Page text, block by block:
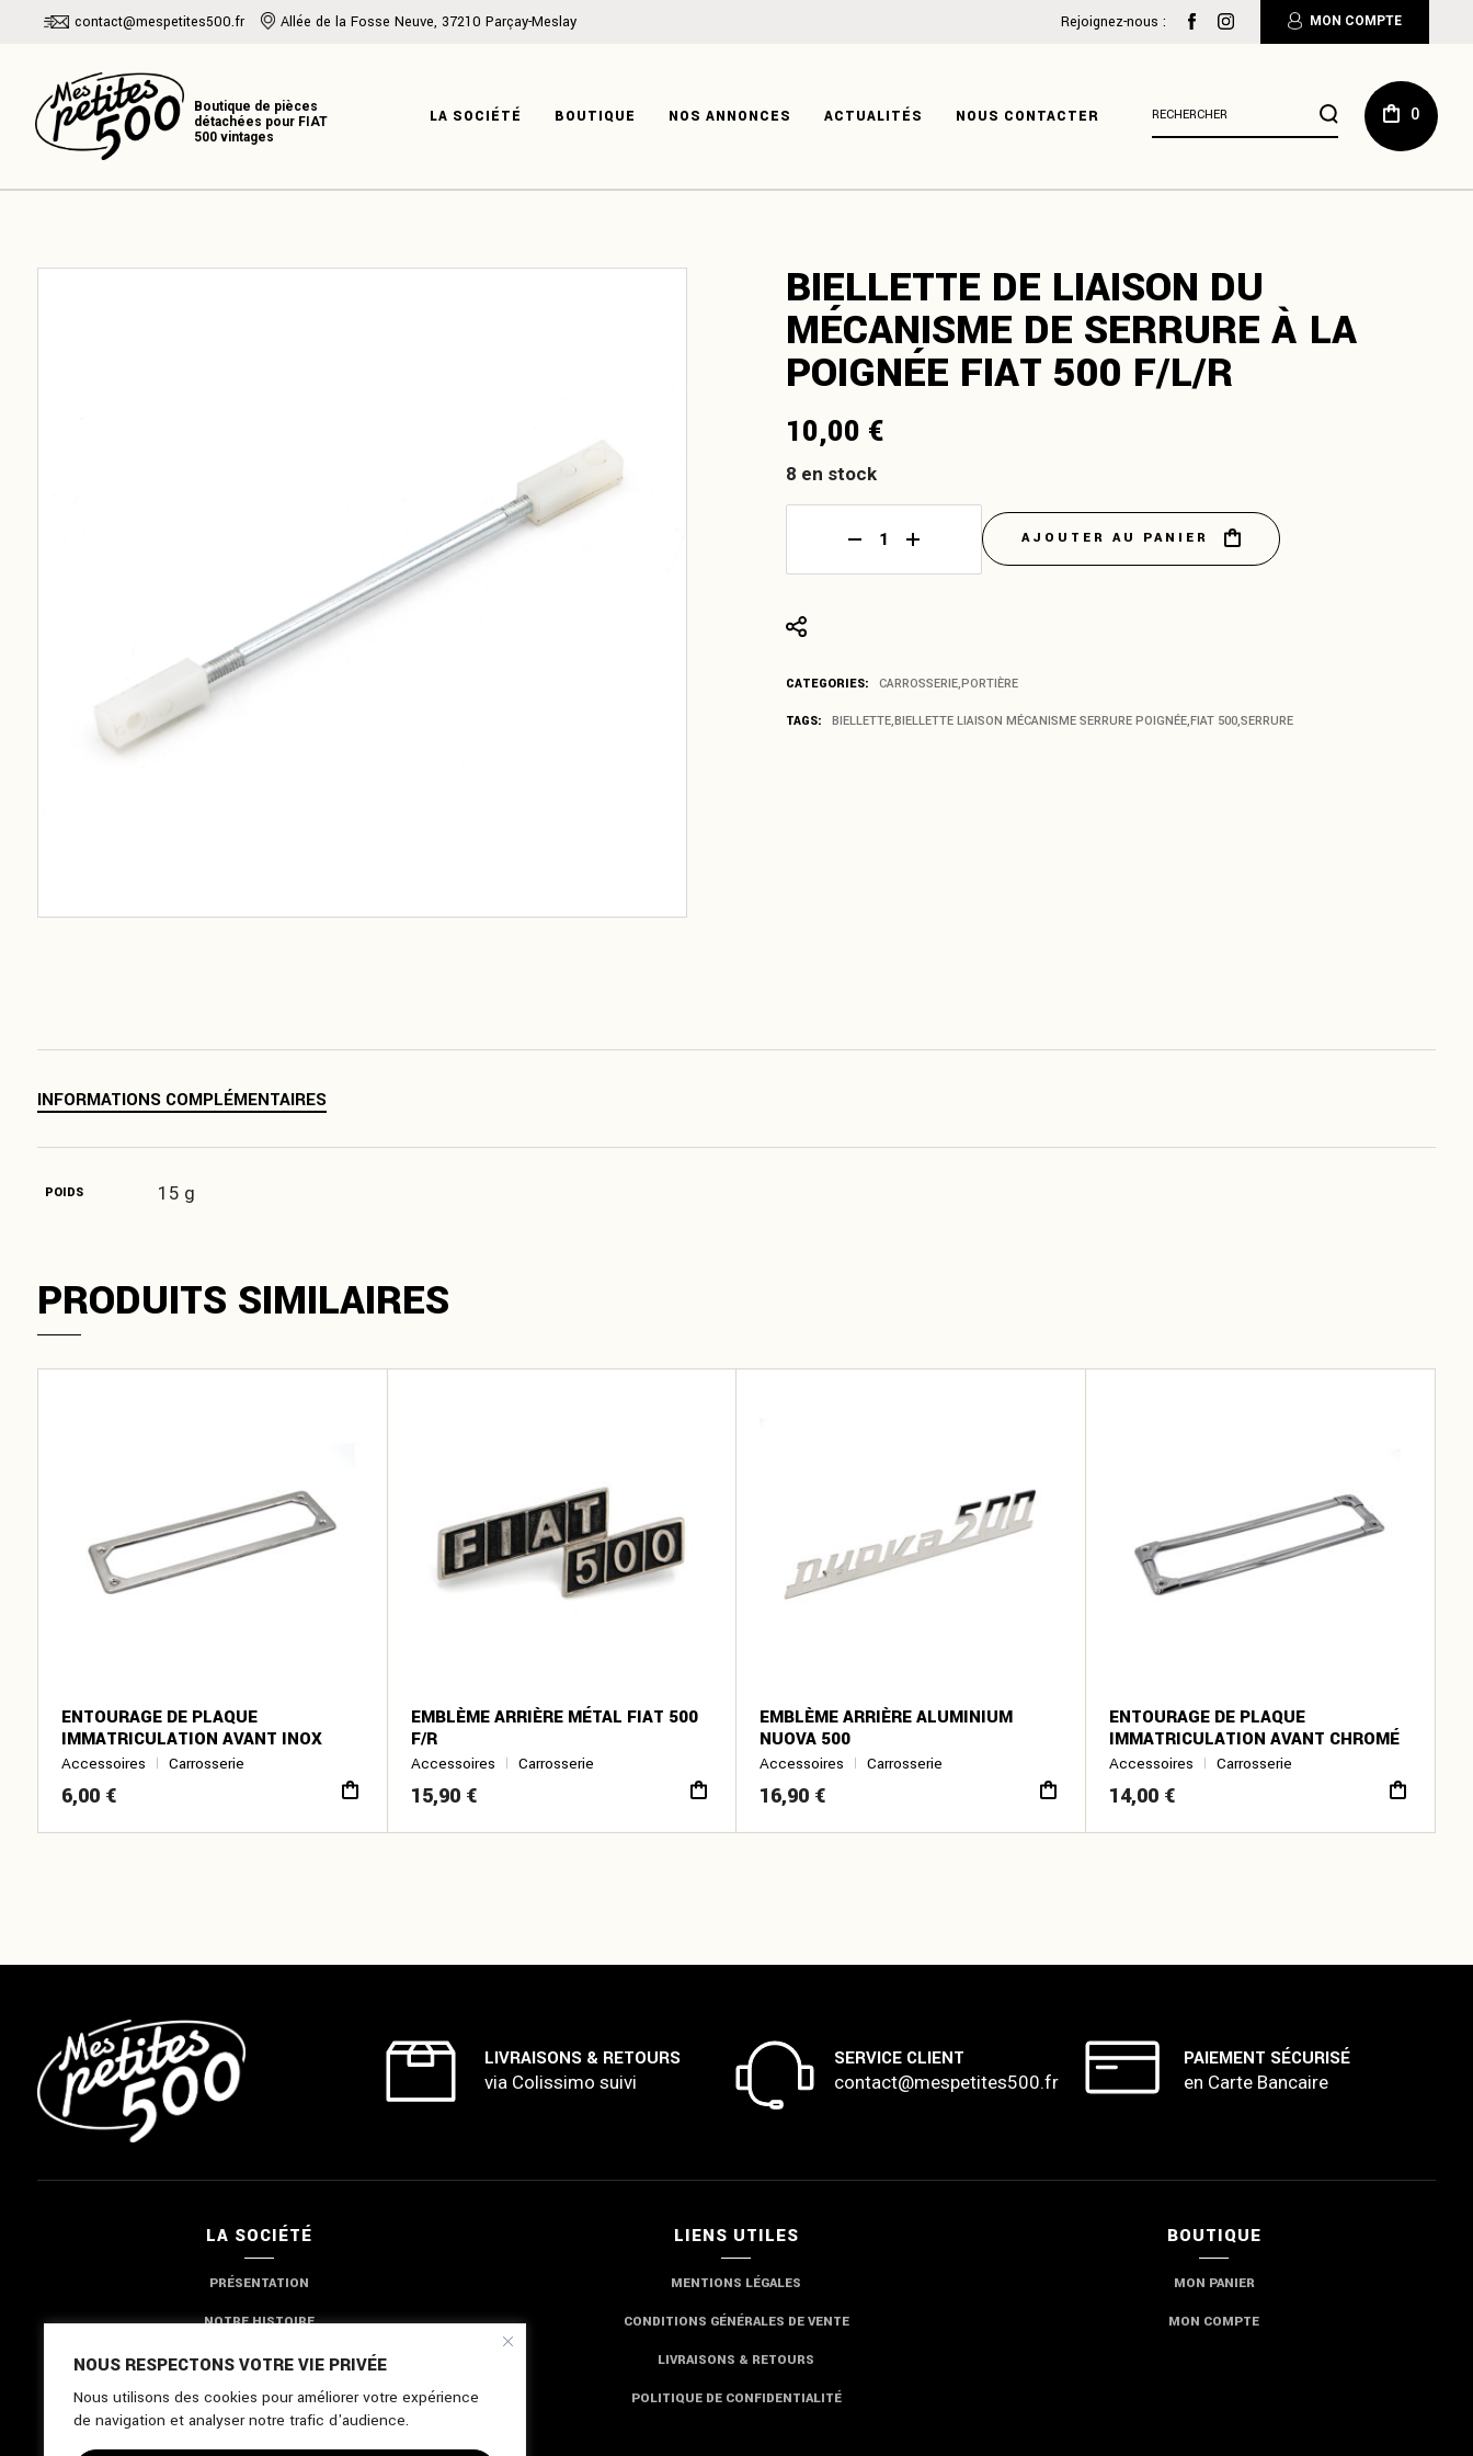
NOUS RESPECTONS VOTRE VIE PRIVÉE
Nous utilisons des cookies pour améliorer votre expérience
de navigation et analyser notre trafic d'audience.
contact@mespetites500.fr Allée de la Fosse Neuve, 37210 Parçay-Meslay Rejoignez-nous : MON COMPTE
LA SOCIÉTÉ BOUTIQUE NOS ANNONCES ACTUALITÉS NOUS CONTACTER
de
recherche
0
NOTRE EXPERTISE
HABITACLE
:
BIELLETTE DE LIAISON DU
MÉCANISME DE SERRURE À LA
POIGNÉE FIAT 500 F/L/R
10,00 €
8 en stock
Biellette de liaison du mécanisme de serrure à la poignée Fiat 500 F/L/R
AJOUTER AU PANIER
CATEGORIES: CARROSSERIE,PORTIÈRE
TAGS: BIELLETTE,BIELLETTE LIAISON MÉCANISME SERRURE POIGNÉE,FIAT 500,SERRURE
INFORMATIONS COMPLÉMENTAIRES
POIDS 15 g
PRODUITS SIMILAIRES
ENTOURAGE DE PLAQUE
IMMATRICULATION AVANT INOX
Accessoires Carrosserie
6,00 €
EMBLÈME ARRIÈRE MÉTAL FIAT 500
F/R
Accessoires Carrosserie
15,90 €
EMBLÈME ARRIÈRE ALUMINIUM
NUOVA 500
Accessoires Carrosserie
16,90 €
ENTOURAGE DE PLAQUE
IMMATRICULATION AVANT CHROMÉ
Accessoires Carrosserie
14,00 €
LIVRAISONS & RETOURS
via Colissimo suivi
SERVICE CLIENT
contact@mespetites500.fr
PAIEMENT SÉCURISÉ
en Carte Bancaire
LA SOCIÉTÉ
PRÉSENTATION
NOTRE HISTOIRE
NOTRE EXPERTISE
NOUS CONTACTER
LIENS UTILES
MENTIONS LÉGALES
CONDITIONS GÉNÉRALES DE VENTE
LIVRAISONS & RETOURS
POLITIQUE DE CONFIDENTIALITÉ
BOUTIQUE
MON PANIER
MON COMPTE